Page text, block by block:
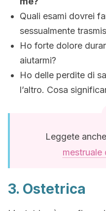
Quali esami dovrei
sessualmente
Ho forte dolore
aiutarmi?
Ho delle perdite di
l’altro. Cosa
Leggete
mestruale
3. Ostetrica